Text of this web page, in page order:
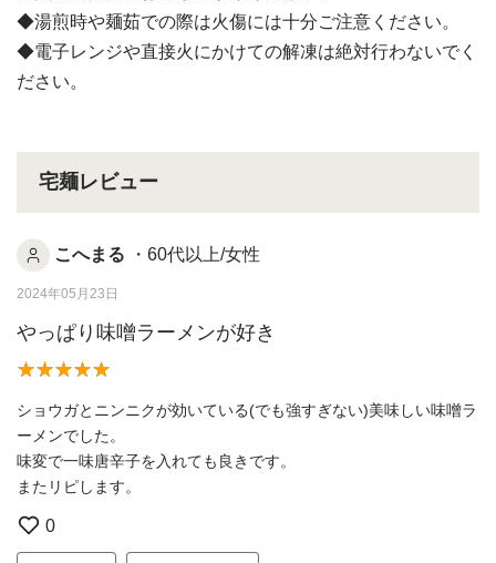
◆湯煎時や麺茹での際は火傷には十分ご注意ください。
◆電子レンジや直接火にかけての解凍は絶対行わないでく
ださい。
宅麺レビュー
こへまる ・60代以上/女性
2024年05月23日
やっぱり味噌ラーメンが好き
ショウガとニンニクが効いている(でも強すぎない)美味しい味噌ラ
ーメンでした。
味変で一味唐辛子を入れても良きです。
またリピします。
0